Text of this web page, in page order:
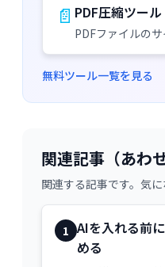
📄 PDF圧縮ツール
PDFファイルの
無料ツール一覧を見る
関連記事（あわ
関連する記事です。気に
1 AIを入れる前
める